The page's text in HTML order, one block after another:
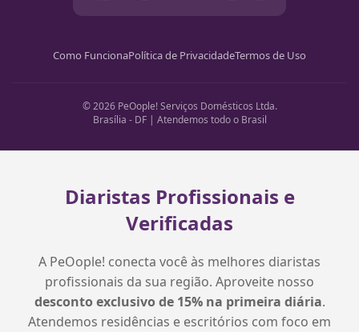
Como FuncionaPolítica de PrivacidadeTermos de Uso
© 2026 PeOople! Serviços Domésticos Ltda.
Brasília - DF | Atendemos todo o Brasil
Diaristas Profissionais e
Verificadas
A PeOople! conecta você às melhores diaristas
profissionais da sua região. Aproveite nosso
desconto exclusivo de 15% na primeira diária.
Atendemos residências e escritórios com foco em